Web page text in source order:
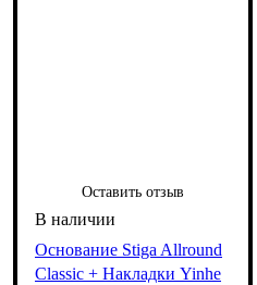
Оставить отзыв
Основание Stiga Allround
Classic + Накладки Yinhe